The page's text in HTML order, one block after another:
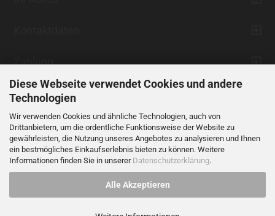
Diese Webseite verwendet Cookies und andere
Technologien
Wir verwenden Cookies und ähnliche Technologien, auch von
Drittanbietern, um die ordentliche Funktionsweise der Website zu
gewährleisten, die Nutzung unseres Angebotes zu analysieren und Ihnen
ein bestmögliches Einkaufserlebnis bieten zu können. Weitere
Informationen finden Sie in unserer Datenschutzerklärung.
Alle Akzeptieren
Zahlung
Vertrag widerrufen